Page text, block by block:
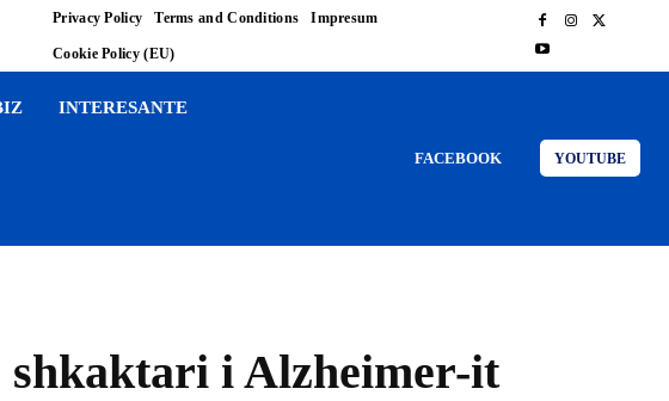
Privacy Policy Terms and Conditions Impresum
Cookie Policy (EU)
INTERESANTE
FACEBOOK YOUTUBE
shkaktari i Alzheimer-it